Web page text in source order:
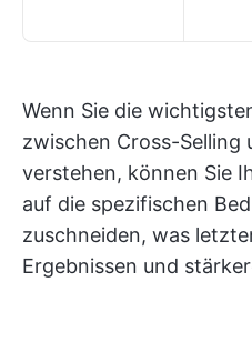
Wenn Sie die
zwischen Cross-Selling
verstehen, können Sie
auf die spezifischen
zuschneiden, was
Ergebnissen und